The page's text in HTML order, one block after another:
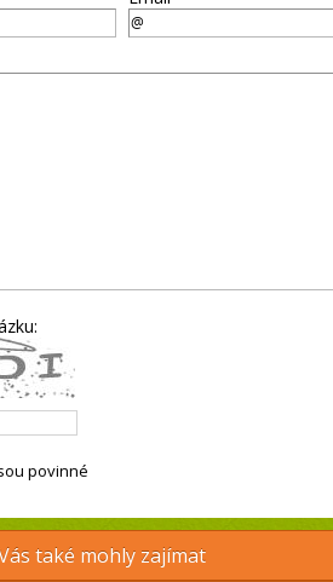
povinné
také mohly zajímat